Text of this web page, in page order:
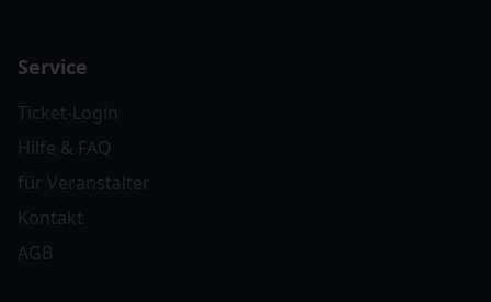
Service
Ticket-Login
Hilfe & FAQ
für Veranstalter
Kontakt
AGB